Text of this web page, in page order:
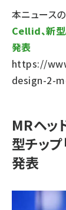
本ニュース
Cellid、新
発表
https://
design-2-
MRヘッ
型チッ
発表